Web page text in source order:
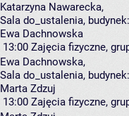
Katarzyna Nawarecka,
Sala do_ustalenia, budynek:
Ewa Dachnowska
13:00 Zajęcia fizyczne,
Ewa Dachnowska,
Sala do_ustalenia, budynek:
Marta Zdzuj
13:00 Zajęcia fizyczne,